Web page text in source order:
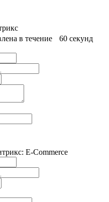
в течение 60 секунд
E-Commerce